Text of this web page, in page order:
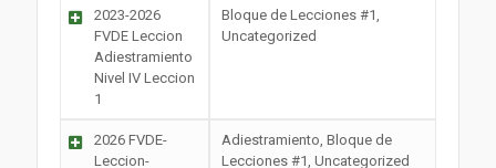
2023-2026
FVDE Leccion
Adiestramiento
Nivel IV Leccion
1
Bloque de Lecciones #1,
Uncategorized
2026 FVDE-
Leccion-
Adiestramiento, Bloque de
Lecciones #1, Uncategorized